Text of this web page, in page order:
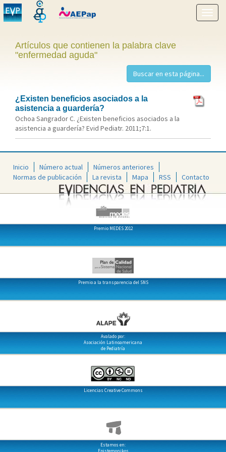
menú
Artículos que contienen la palabra clave
"enfermedad aguda"
¿Existen beneficios asociados a la
asistencia a guardería?
Ochoa Sangrador C. ¿Existen beneficios asociados a la
asistencia a guardería? Evid Pediatr. 2011;7:1.
Inicio Número actual
Números anteriores
Normas de publicación
La revista Mapa RSS Contacto
Premio MEDES 2012
Premio a la transparencia del SNS
Avalado por:
Asociación Latinoamericana
de Pediatría
Licencias Creative Commons
Estamos en:
Epistemonikos